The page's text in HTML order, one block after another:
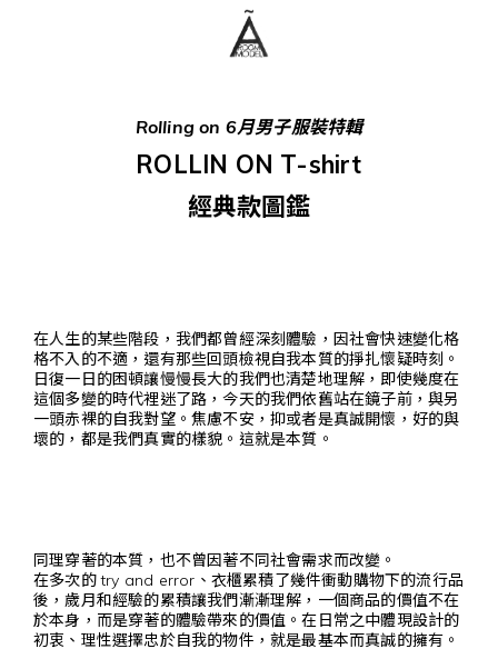
Rolling on 6月男子服裝特輯
ROLLIN ON T-shirt
經典款圖鑑
在人生的某些階段，我們都曾經深刻體驗，因社會快速變化格
格不入的不適，還有那些回頭檢視自我本質的掙扎懷疑時刻。
日復一日的困頓讓慢慢長大的我們也清楚地理解，即使幾度在
這個多變的時代裡迷了路，今天的我們依舊站在鏡子前，與另
一頭赤裸的自我對望。焦慮不安，抑或者是真誠開懷，好的與
壞的，都是我們真實的樣貌。這就是本質。
同理穿著的本質，也不曾因著不同社會需求而改變。
在多次的 try and error、衣櫃累積了幾件衝動購物下的流行品
後，歲月和經驗的累積讓我們漸漸理解，一個商品的價值不在
於本身，而是穿著的體驗帶來的價值。在日常之中體現設計的
初衷、理性選擇忠於自我的物件，就是最基本而真誠的擁有。